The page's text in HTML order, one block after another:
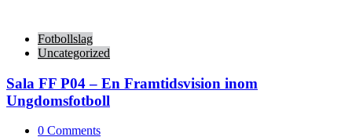
Fotbollslag
Uncategorized
Sala FF P04 – En Framtidsvision inom
Ungdomsfotboll
0 Comments